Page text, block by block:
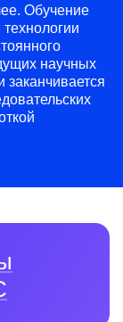
Обучение
научных